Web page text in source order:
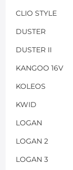
CLIO STYLE
DUSTER
DUSTER II
KANGOO 16V
KOLEOS
KWID
LOGAN
LOGAN 2
LOGAN 3